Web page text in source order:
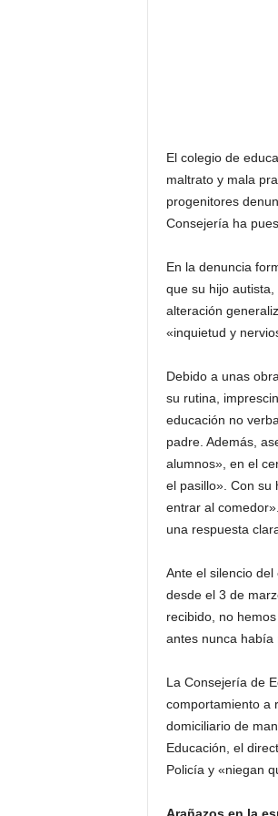
El colegio de
maltrato y mala
progenitores
Consejería ha
En la denuncia
que su hijo
alteración
«inquietud y
Debido a unas
su rutina,
educación no
padre. Además,
alumnos», en el
el pasillo». Con su
entrar al
una respuesta
Ante el silencio
desde el 3 de
recibido, no
antes nunca había
La Consejería de
comportamiento a
domiciliario de
Educación, el
Policía y «niegan